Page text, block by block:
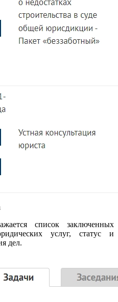
список заключенных
услуг, статус и
дел.